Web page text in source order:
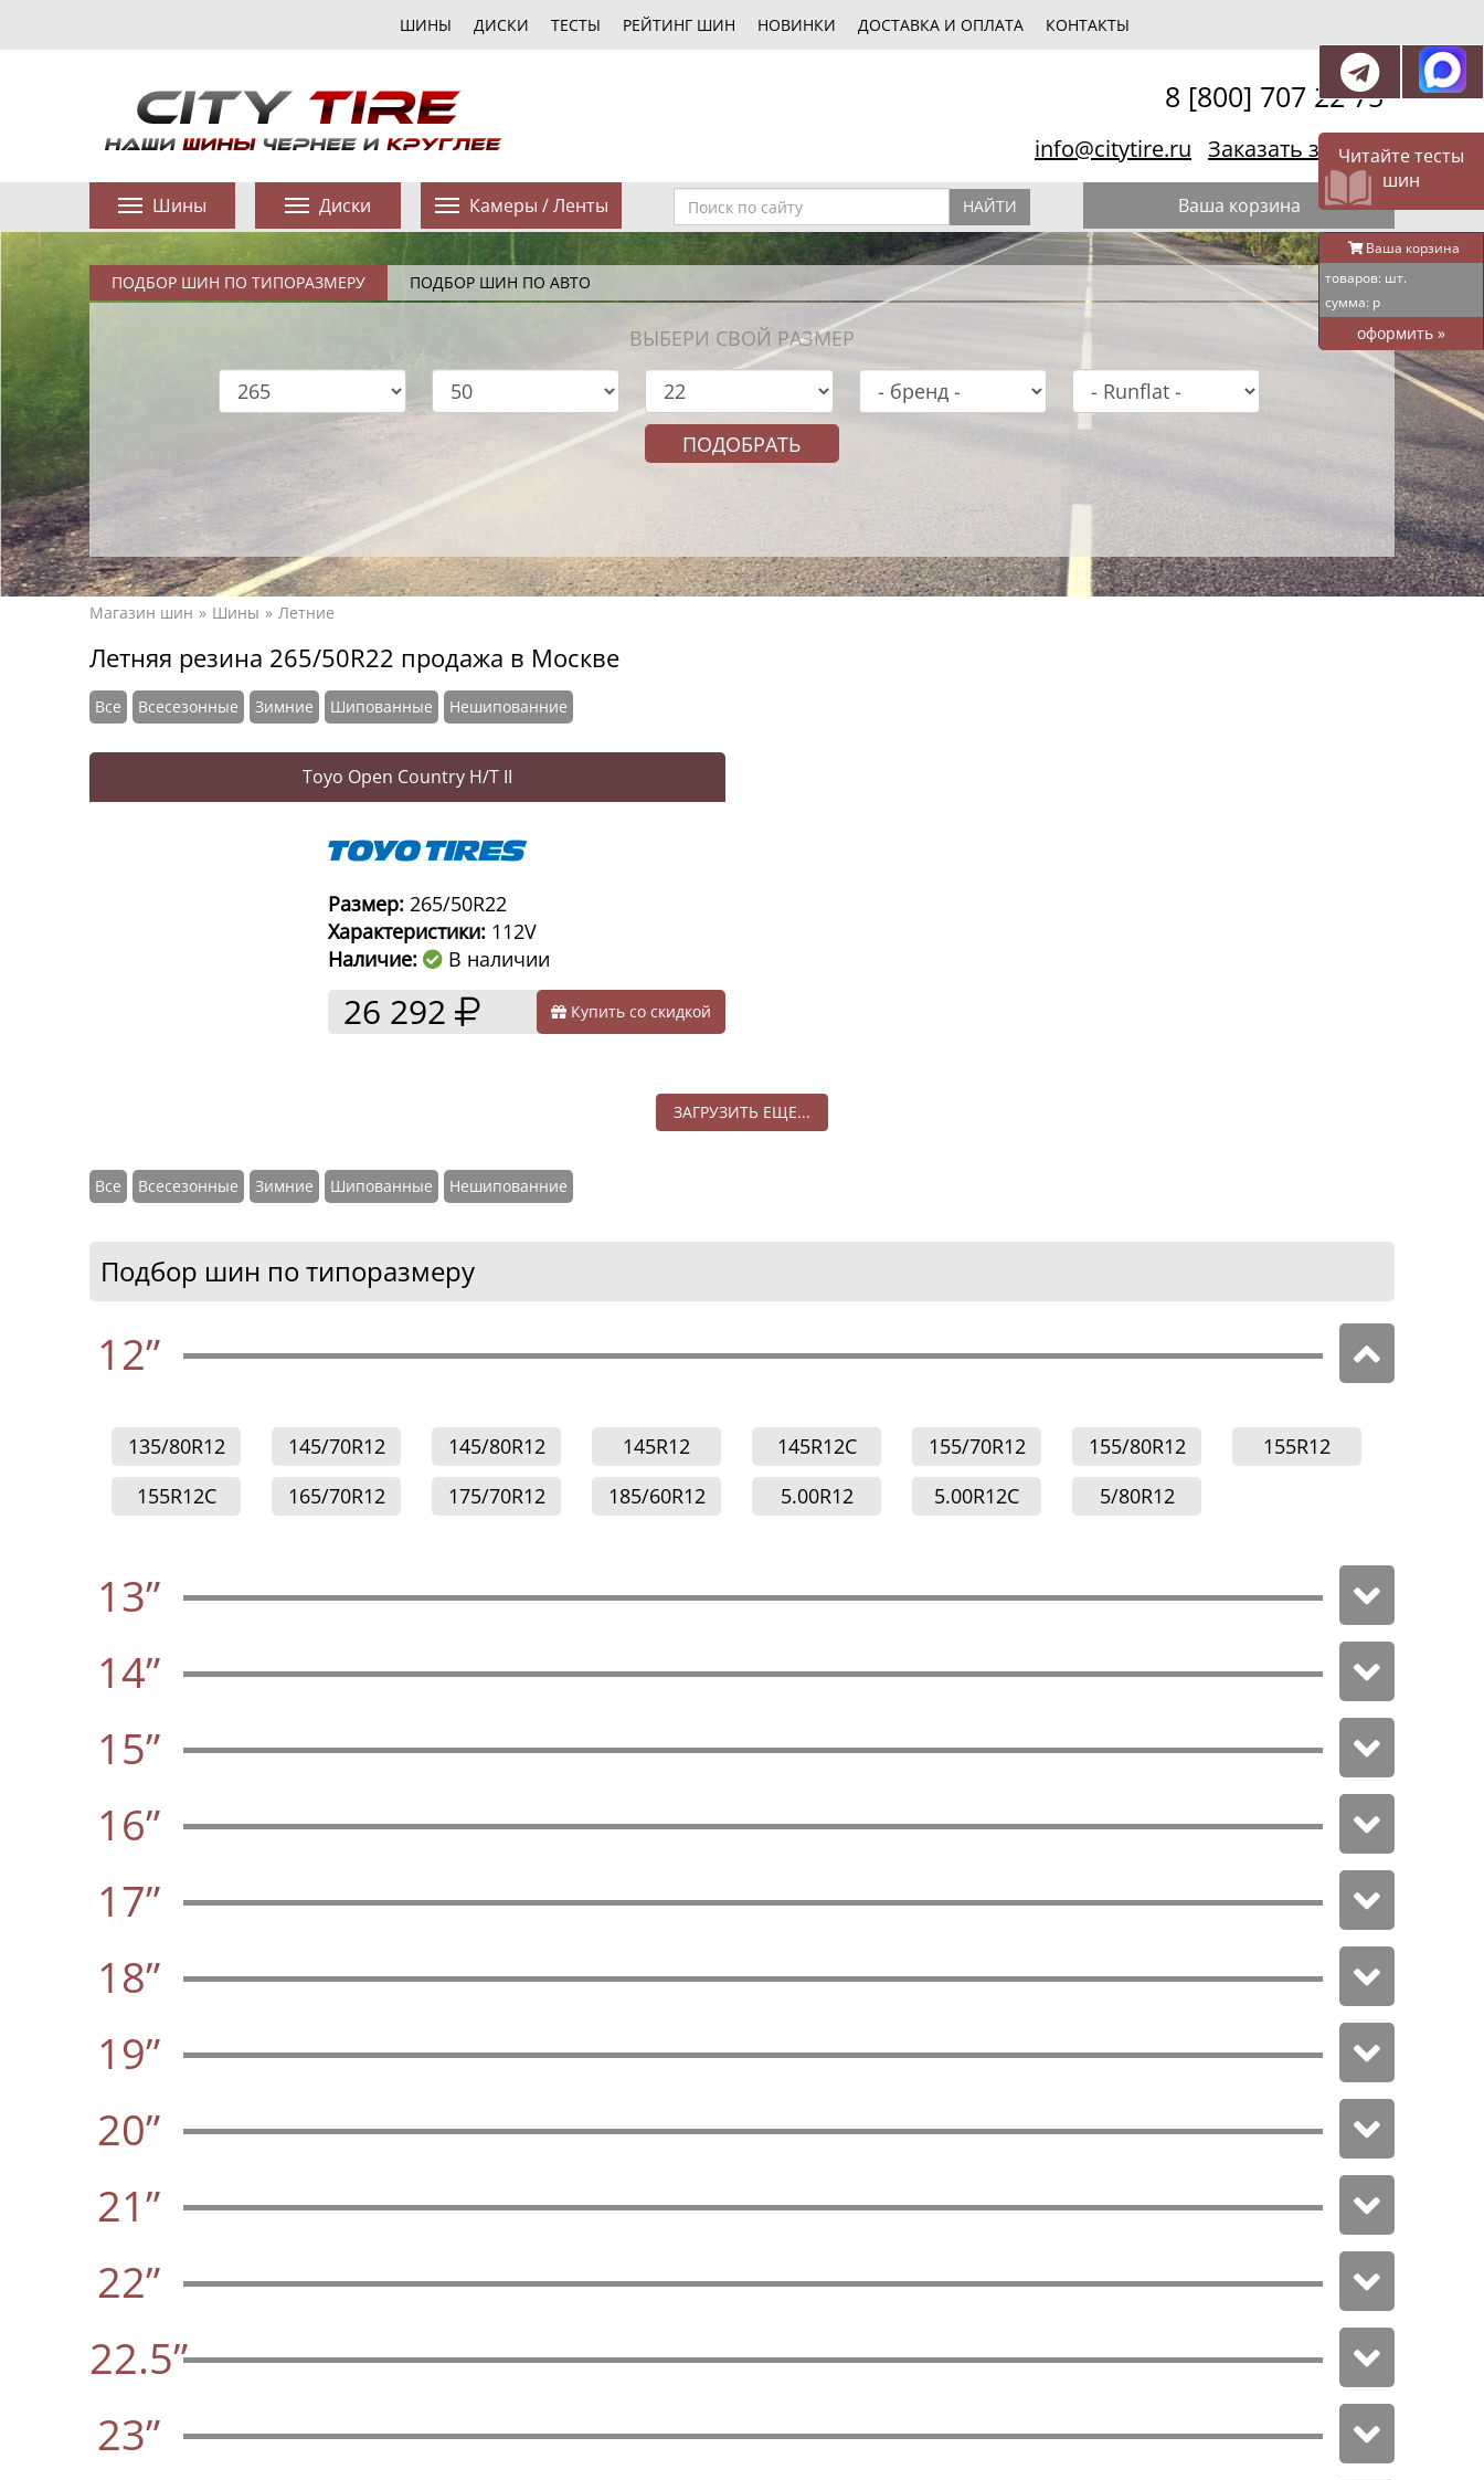
Читайте тесты
шин
Ваша корзина
товаров: шт.
сумма: р
оформить »
ШИНЫ ДИСКИ ТЕСТЫ РЕЙТИНГ ШИН НОВИНКИ ДОСТАВКА И ОПЛАТА КОНТАКТЫ
8 [800] 707 22 75
info@citytire.ru Заказать звонок
Шины Диски Камеры / Ленты НАЙТИ Ваша корзина
ПОДБОР ШИН ПО ТИПОРАЗМЕРУ ПОДБОР ШИН ПО АВТО
ВЫБЕРИ СВОЙ РАЗМЕР
Магазин шин Шины Летние
Летняя резина 265/50R22 продажа в Москве
Все Всесезонные Зимние Шипованные Нешипованние
Toyo Open Country H/T II
Размер: 265/50R22
Характеристики: 112V
Наличие:
В наличии
26 292 Купить со скидкой
ЗАГРУЗИТЬ ЕЩЕ...
Все Всесезонные Зимние Шипованные Нешипованние
Подбор шин по типоразмеру
12”
135/80R12 145/70R12 145/80R12 145R12 145R12C 155/70R12 155/80R12
155R12
155R12C
165/70R12 175/70R12 185/60R12 5.00R12 5.00R12C 5/80R12
13”
14”
15”
16”
17”
18”
19”
20”
21”
22”
22.5”
23”